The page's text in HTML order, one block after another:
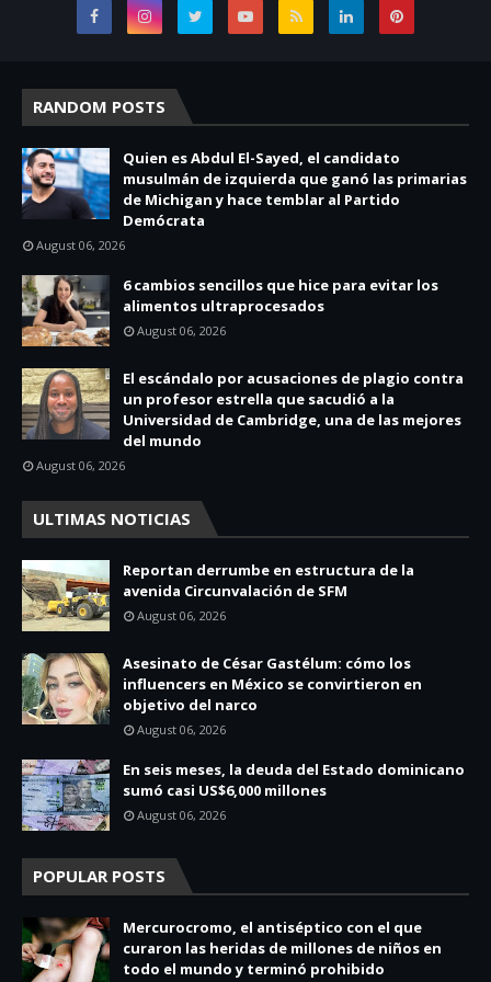
RANDOM POSTS
Quien es Abdul El-Sayed, el candidato
musulmán de izquierda que ganó las primarias
de Michigan y hace temblar al Partido
Demócrata
August 06, 2026
6 cambios sencillos que hice para evitar los
alimentos ultraprocesados
August 06, 2026
El escándalo por acusaciones de plagio contra
un profesor estrella que sacudió a la
Universidad de Cambridge, una de las mejores
del mundo
August 06, 2026
ULTIMAS NOTICIAS
Reportan derrumbe en estructura de la
avenida Circunvalación de SFM
August 06, 2026
Asesinato de César Gastélum: cómo los
influencers en México se convirtieron en
objetivo del narco
August 06, 2026
En seis meses, la deuda del Estado dominicano
sumó casi US$6,000 millones
August 06, 2026
POPULAR POSTS
Mercurocromo, el antiséptico con el que
curaron las heridas de millones de niños en
todo el mundo y terminó prohibido